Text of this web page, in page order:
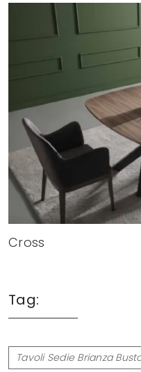
Cross
Tag:
Tavoli Sedie Brianza